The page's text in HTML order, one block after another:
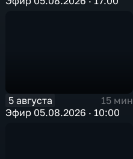
5 августа
15 мин
Эфир 05.08.2026 · 10:00